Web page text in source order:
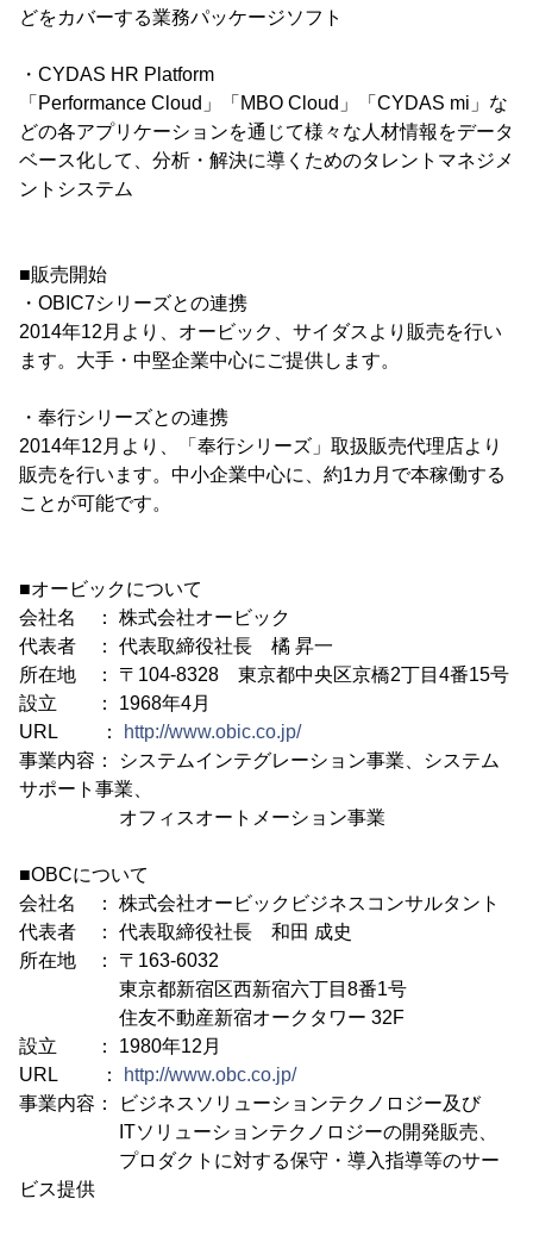
どをカバーする業務パッケージソフト
・CYDAS HR Platform
「Performance Cloud」「MBO Cloud」「CYDAS mi」な
どの各アプリケーションを通じて様々な人材情報をデータ
ベース化して、分析・解決に導くためのタレントマネジメ
ントシステム
■販売開始
・OBIC7シリーズとの連携
2014年12月より、オービック、サイダスより販売を行い
ます。大手・中堅企業中心にご提供します。
・奉行シリーズとの連携
2014年12月より、「奉行シリーズ」取扱販売代理店より
販売を行います。中小企業中心に、約1カ月で本稼働する
ことが可能です。
■オービックについて
会社名 ： 株式会社オービック
代表者 ： 代表取締役社長 橘 昇一
所在地 ： 〒104-8328 東京都中央区京橋2丁目4番15号
設立 ： 1968年4月
URL ：
http://www.obic.co.jp/
事業内容： システムインテグレーション事業、システム
サポート事業、
オフィスオートメーション事業
■OBCについて
会社名 ： 株式会社オービックビジネスコンサルタント
代表者 ： 代表取締役社長 和田 成史
所在地 ： 〒163-6032
東京都新宿区西新宿六丁目8番1号
住友不動産新宿オークタワー 32F
設立 ： 1980年12月
URL ：
http://www.obc.co.jp/
事業内容： ビジネスソリューションテクノロジー及び
ITソリューションテクノロジーの開発販売、
プロダクトに対する保守・導入指導等のサー
ビス提供